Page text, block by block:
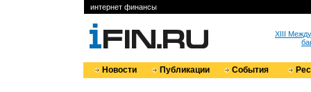
интернет финансы
XIII
Новости Публикации События